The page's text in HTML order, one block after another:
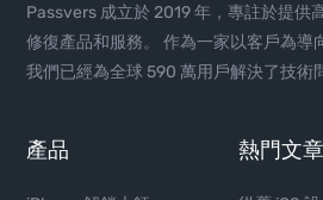
Passvers 成立於 2019 年，專註於提供
修復產品和服務。 作為一家以客戶為導
我們已經為全球 590 萬用戶解決了技術
產品 熱門文